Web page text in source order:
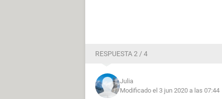
RESPUESTA 2 / 4
Julia
Modificado el 3 jun 2020 a las 07:44